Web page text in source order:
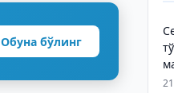
Обуна бўлинг